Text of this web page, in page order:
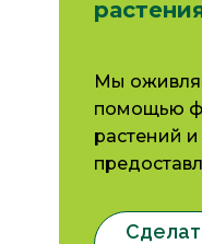
Мы
помощью
растений